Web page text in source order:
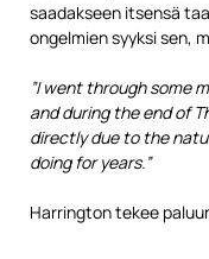
saadakseen itsensä
ongelmien syyksi sen,
”I went through some
and during the end of
directly due to the
doing for years.”
Harrington tekee